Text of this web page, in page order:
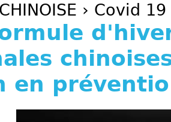
› Covid 19
en